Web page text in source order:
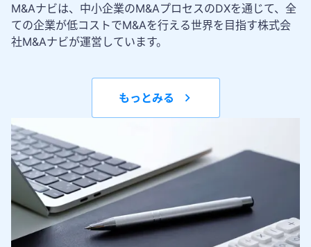
M&Aナビは、中小企業のM&AプロセスのDXを通じて、全
ての企業が低コストでM&Aを行える世界を目指す株式会
社M&Aナビが運営しています。
もっとみる